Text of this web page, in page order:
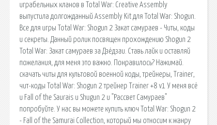
играбельных кланов в Total War: Creative Assembly
выпустила долгожданный Assembly Kit для Total War: Shogun.
Все для игры Total War: Shogun 2 Закат самураев - Читы, коды
и секреты. Данный ролик посвящен прохождению Shogun 2
Total War: Закат самураев за Дзёдзаи. Ставь лайк и оставляй
пожелания, для меня это важно. Понравилось? Нажимай.
скачать читы для культовой военной коды, трейнеры, Trainer,
чит-коды Total War: Shogun 2 трейнер Trainer +8 v1 У меня всё
и Fall of the Saurais и Shugun 2 и "Рассвет Самураев"
попробуйте. У нас вы можете купить ключ Total War: Shogun 2
- Fall of the Samurai Collection, который мы относим к жанру